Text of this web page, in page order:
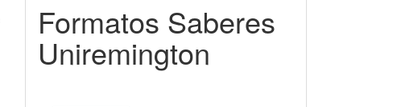
Saberes
Formatos Saberes
Uniremington